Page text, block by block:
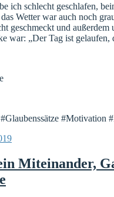
ich schlecht geschlafen,
Wetter war auch noch
geschmeckt und außerdem
war: „Der Tag ist
#Motivation
Miteinander,